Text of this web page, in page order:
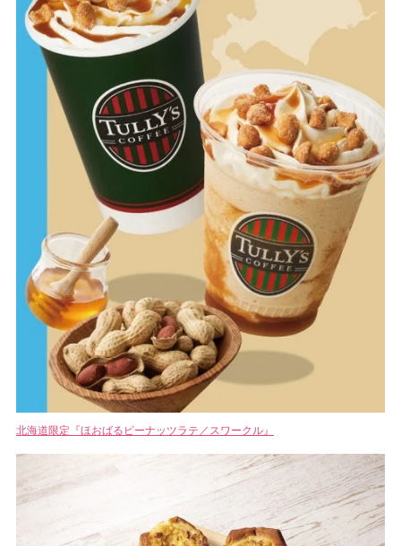
北海道限定『ほおばるピーナッツラテ／スワークル』